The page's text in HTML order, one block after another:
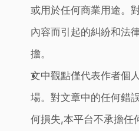
或用於任何商業用途。
內容而引起的糾紛和法
擔。
文中觀點僅代表作者個
場。對文章中的任何錯
何損失,本平台不承擔任